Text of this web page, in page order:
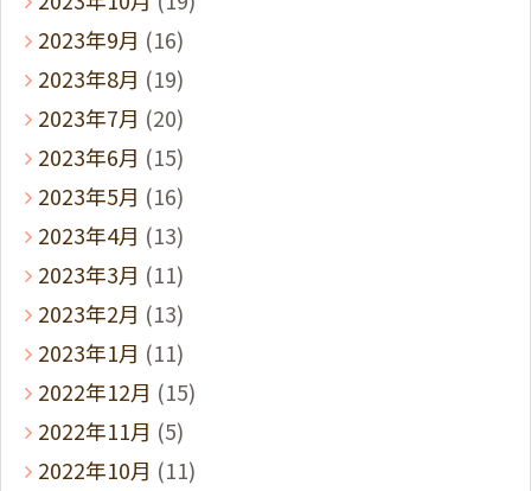
2023年9月 (16)
2023年8月 (19)
2023年7月 (20)
2023年6月 (15)
2023年5月 (16)
2023年4月 (13)
2023年3月 (11)
2023年2月 (13)
2023年1月 (11)
2022年12月 (15)
2022年11月 (5)
2022年10月 (11)